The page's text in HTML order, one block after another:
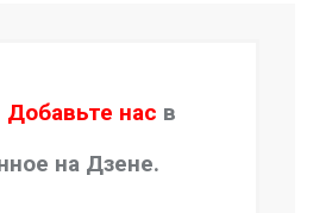
Добавьте нас в
на Дзене.